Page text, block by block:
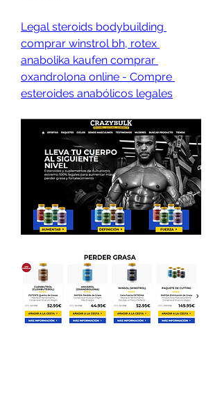
Legal steroids bodybuilding
comprar winstrol bh, rotex
anabolika kaufen comprar
oxandrolona online - Compre
esteroides anabólicos legales